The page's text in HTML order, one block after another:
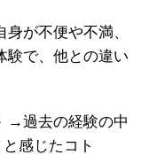
が不便や不満、
験で、他との違い
→過去の経験の中
感じたコト